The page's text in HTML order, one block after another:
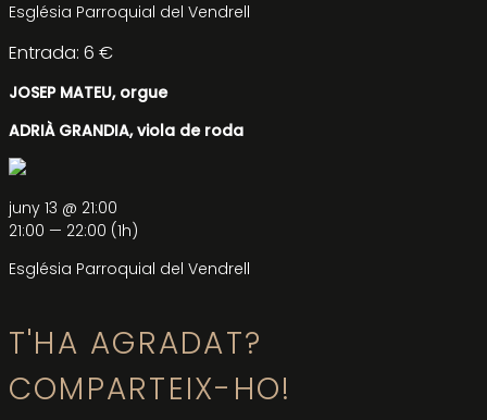
Església Parroquial del Vendrell
Entrada: 6 €
JOSEP MATEU, orgue
ADRIÀ GRANDIA, viola de roda
juny 13 @ 21:00
21:00 — 22:00 (1h)
Església Parroquial del Vendrell
T'HA AGRADAT?
COMPARTEIX-HO!